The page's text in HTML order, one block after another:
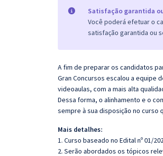
Conteúdo gratuito
Satisfação garantida
Você poderá efetuar o
satisfação garantida ou
A fim de preparar os candidatos
Gran Concursos escalou a equipe
videoaulas, com a mais alta
Dessa forma, o alinhamento e o
sempre à sua disposição no curso
Mais detalhes:
1. Curso baseado no Edital nº 01/
2. Serão abordados os tópicos